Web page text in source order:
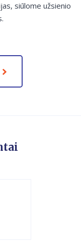
siūlome užsienio